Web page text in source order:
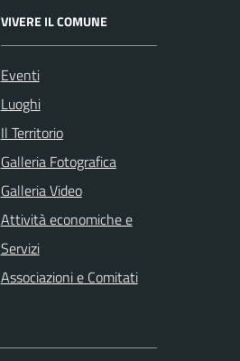
VIVERE IL COMUNE
Eventi
Luoghi
Il Territorio
Galleria Fotografica
Galleria Video
Attività economiche e
Servizi
Associazioni e Comitati